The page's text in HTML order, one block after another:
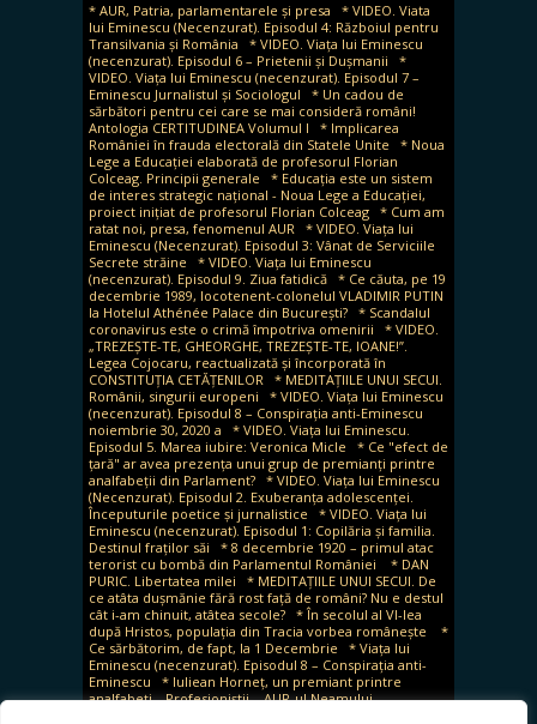
* AUR, Patria, parlamentarele și presa
* VIDEO. Viata
lui Eminescu (Necenzurat). Episodul 4: Războiul pentru
Transilvania și România
* VIDEO. Viața lui Eminescu
(necenzurat). Episodul 6 – Prietenii și Dușmanii
*
VIDEO. Viața lui Eminescu (necenzurat). Episodul 7 –
Eminescu Jurnalistul și Sociologul
* Un cadou de
sărbători pentru cei care se mai consideră români!
Antologia CERTITUDINEA Volumul I
* Implicarea
României în frauda electorală din Statele Unite
* Noua
Lege a Educației elaborată de profesorul Florian
Colceag. Principii generale
* Educația este un sistem
de interes strategic național - Noua Lege a Educației,
proiect inițiat de profesorul Florian Colceag * Cum am
ratat noi, presa, fenomenul AUR * VIDEO. Viața lui
Eminescu (Necenzurat). Episodul 3: Vânat de Serviciile
Secrete străine
* VIDEO. Viața lui Eminescu
(necenzurat). Episodul 9. Ziua fatidică * Ce căuta, pe 19
decembrie 1989, locotenent-colonelul VLADIMIR PUTIN
la Hotelul Athénée Palace din București? * Scandalul
coronavirus este o crimă împotriva omenirii
* VIDEO.
„TREZEȘTE-TE, GHEORGHE, TREZEȘTE-TE, IOANE!”.
Legea Cojocaru, reactualizată și încorporată în
CONSTITUȚIA CETĂȚENILOR * MEDITAȚIILE UNUI SECUI.
Românii, singurii europeni
* VIDEO. Viața lui Eminescu
(necenzurat). Episodul 8 – Conspirația anti-Eminescu
noiembrie 30, 2020 a
* VIDEO. Viața lui Eminescu.
Episodul 5. Marea iubire: Veronica Micle
* Ce "efect de
țară" ar avea prezența unui grup de premianți printre
analfabeții din Parlament? * VIDEO. Viața lui Eminescu
(Necenzurat). Episodul 2. Exuberanța adolescenței.
Începuturile poetice și jurnalistice
* VIDEO. Viața lui
Eminescu (necenzurat). Episodul 1: Copilăria și familia.
Destinul fraților săi
* 8 decembrie 1920 – primul atac
terorist cu bombă din Parlamentul României
* DAN
PURIC. Libertatea milei
* MEDITAȚIILE UNUI SECUI. De
ce atâta dușmănie fără rost față de români? Nu e destul
cât i-am chinuit, atâtea secole? * În secolul al VI-lea
după Hristos, populația din Tracia vorbea românește
*
Ce sărbătorim, de fapt, la 1 Decembrie
* Viața lui
Eminescu (necenzurat). Episodul 8 – Conspirația anti-
Eminescu
* Iuliean Horneț, un premiant printre
analfabeți. „Profesioniștii – AUR-ul Neamului